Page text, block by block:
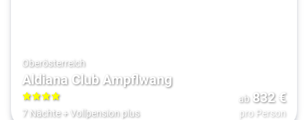
Oberösterreich
Aldiana Club Ampflwang
4
7 Nächte+ Vollpension plus
ab 832€
pro Person